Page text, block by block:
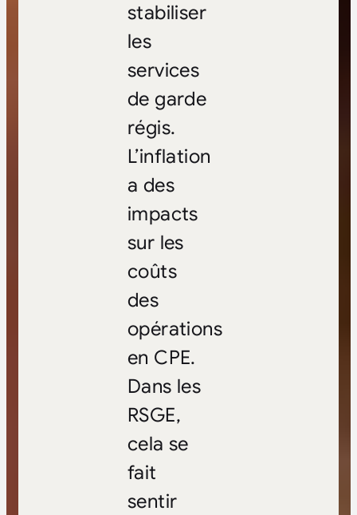
stabiliser
les
services
de garde
régis.
L’inflation
a des
impacts
sur les
coûts
des
opérations
en CPE.
Dans les
RSGE,
cela se
fait
sentir